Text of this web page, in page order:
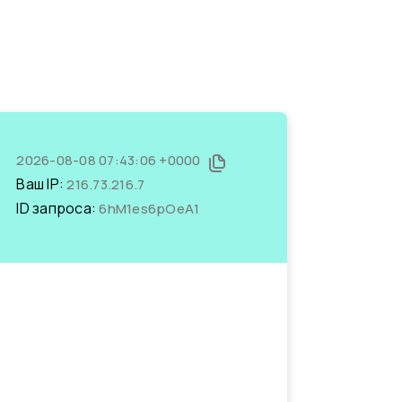
2026-08-08 07:43:06 +0000
Ваш IP:216.73.216.7
ID запроса:6hM1es6pOeA1